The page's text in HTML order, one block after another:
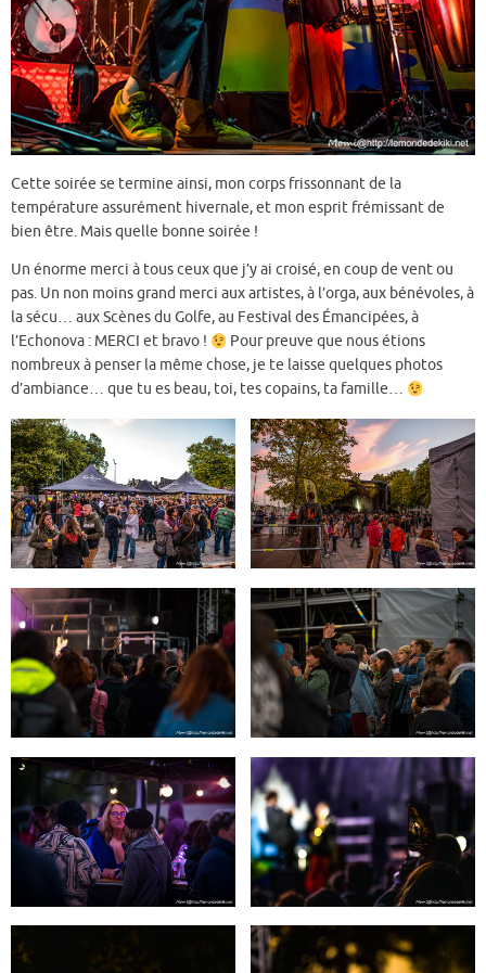
Cette soirée se termine ainsi, mon corps frissonnant de la
température assurément hivernale, et mon esprit frémissant de
bien être. Mais quelle bonne soirée !
Un énorme merci à tous ceux que j’y ai croisé, en coup de vent ou
pas. Un non moins grand merci aux artistes, à l’orga, aux bénévoles, à
la sécu… aux Scènes du Golfe, au Festival des Émancipées, à
l’Echonova : MERCI et bravo !
Pour preuve que nous étions
nombreux à penser la même chose, je te laisse quelques photos
d’ambiance… que tu es beau, toi, tes copains, ta famille…